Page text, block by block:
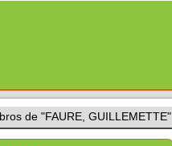
de "FAURE, GUILLEMETTE"